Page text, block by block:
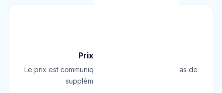
Prix Fixe Garanti
Le prix est communiqué AVANT l'intervention. Pas de
supplément surprise, jamais.